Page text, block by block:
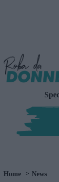
Home News